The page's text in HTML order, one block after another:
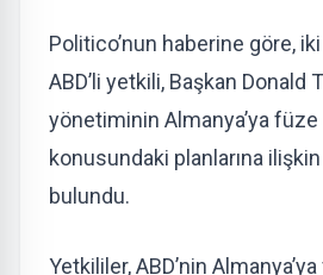
Politico’nun haberine göre,
ABD’li yetkili, Başkan Donald
yönetiminin Almanya’ya
konusundaki planlarına
bulundu.
Yetkililer, ABD’nin